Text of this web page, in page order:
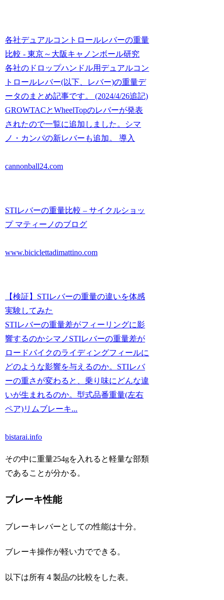
各社デュアルコントロールレバーの重量
比較 - 東京～大阪キャノンボール研究
各社のドロップハンドル用デュアルコン
トロールレバー(以下、レバー)の重量デ
ータのまとめ記事です。 (2024/4/26追記)
GROWTACとWheelTopのレバーが発表
されたので一覧に追加しました。シマ
ノ・カンパの新レバーも追加。 導入
cannonball24.com
STIレバーの重量比較 – サイクルショッ
プ マティーノのブログ
www.biciclettadimattino.com
【検証】STIレバーの重量の違いを体感
実験してみた
STIレバーの重量差がフィーリングに影
響するのかシマノSTIレバーの重量差が
ロードバイクのライディングフィールに
どのような影響を与えるのか。STIレバ
ーの重さが変わると、乗り味にどんな違
いが生まれるのか。型式品番重量(左右
ペア)リムブレーキ...
bistarai.info
その中に重量254gを入れると軽量な部類
であることが分かる。
ブレーキ性能
ブレーキレバーとしての性能は十分。
ブレーキ操作が軽い力でできる。
以下は所有４製品の比較をした表。